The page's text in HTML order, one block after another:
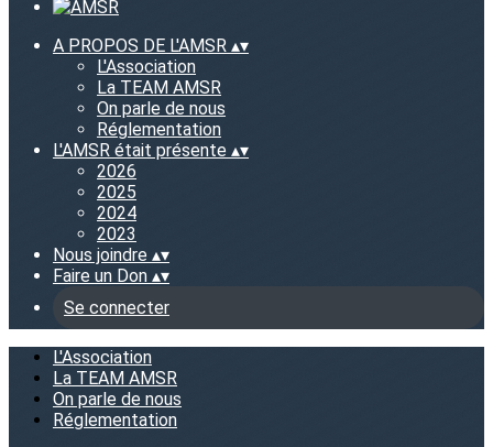
A PROPOS DE L'AMSR ▴▾
L'Association
La TEAM AMSR
On parle de nous
Réglementation
L'AMSR était présente ▴▾
2026
2025
2024
2023
Nous joindre ▴▾
Faire un Don ▴▾
Se connecter
L'Association
La TEAM AMSR
On parle de nous
Réglementation